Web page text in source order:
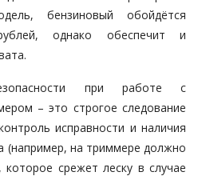
бензиновый обойдётся
однако обеспечит и
при работе с
– это строгое следование
исправности и наличия
(например, на триммере должно
срежет леску в случае